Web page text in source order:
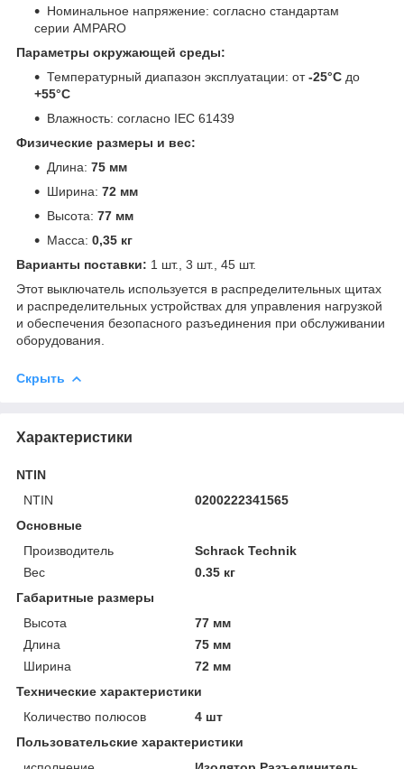
Номинальное напряжение: согласно стандартам
серии AMPARO
Параметры окружающей среды:
Температурный диапазон эксплуатации: от-25°C до
+55°C
Влажность: согласно IEC 61439
Физические размеры и вес:
Длина: 75 мм
Ширина: 72 мм
Высота: 77 мм
Масса: 0,35 кг
Варианты поставки: 1 шт., 3 шт., 45 шт.
Этот выключатель используется в распределительных щитах
и распределительных устройствах для управления нагрузкой
и обеспечения безопасного разъединения при обслуживании
оборудования.
Скрыть
Характеристики
NTIN
NTIN
0200222341565
Основные
Производитель
Schrack Technik
Вес
0.35 кг
Габаритные размеры
Высота
77 мм
Длина
75 мм
Ширина
72 мм
Технические характеристики
Количество полюсов
4 шт
Пользовательские характеристики